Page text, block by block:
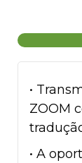
•
ZOOM
• A